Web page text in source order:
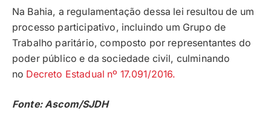
Na Bahia, a regulamentação dessa lei resultou de um
processo participativo, incluindo um Grupo de
Trabalho paritário, composto por representantes do
poder público e da sociedade civil, culminando
no Decreto Estadual nº 17.091/2016.
Fonte: Ascom/SJDH